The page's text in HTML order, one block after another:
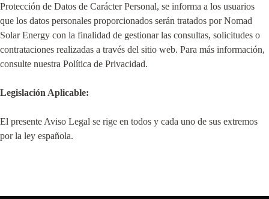
Protección de Datos de Carácter Personal, se informa a los usuarios
que los datos personales proporcionados serán tratados por Nomad
Solar Energy con la finalidad de gestionar las consultas, solicitudes o
contrataciones realizadas a través del sitio web. Para más información,
consulte nuestra Política de Privacidad.
Legislación Aplicable:
El presente Aviso Legal se rige en todos y cada uno de sus extremos
por la ley española.